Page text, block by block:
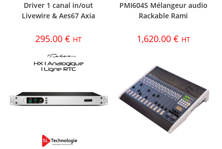
Driver 1 canal in/out
Livewire & Aes67 Axia
295.00€ HT
PMI604S Mélangeur audio
Rackable Rami
1,620.00 € HT